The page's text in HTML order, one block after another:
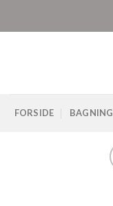
FORSIDE BAGNING